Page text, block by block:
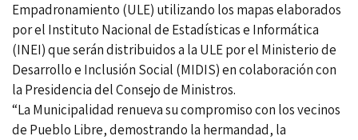
Empadronamiento (ULE) utilizando los mapas elaborados
por el Instituto Nacional de Estadísticas e Informática
(INEI) que serán distribuidos a la ULE por el Ministerio de
Desarrollo e Inclusión Social (MIDIS) en colaboración con
la Presidencia del Consejo de Ministros.
“La Municipalidad renueva su compromiso con los vecinos
de Pueblo Libre, demostrando la hermandad, la